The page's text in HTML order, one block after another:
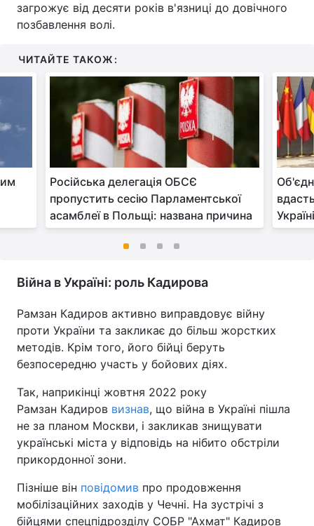
загрожує від десяти років в'язниці до довічного
позбавлення волі.
ЧИТАЙТЕ ТАКОЖ:
Російська делегація ОБСЄ
пропустить сесію Парламентської
асамблеї в Польщі: названа причина
Україні
Війна в Україні: роль Кадирова
Рамзан Кадиров активно виправдовує війну
проти України та закликає до більш жорстких
методів. Крім того, його бійці беруть
безпосередню участь у бойових діях.
Так, наприкінці жовтня 2022 року
Рамзан Кадиров визнав, що війна в Україні пішла
не за планом Москви, і закликав знищувати
українські міста у відповідь на нібито обстріли
прикордонної зони.
Пізніше він повідомив про продовження
мобілізаційних заходів у Чечні. На зустрічі з
бійцями спецпідрозділу СОБР "Ахмат" Кадиров